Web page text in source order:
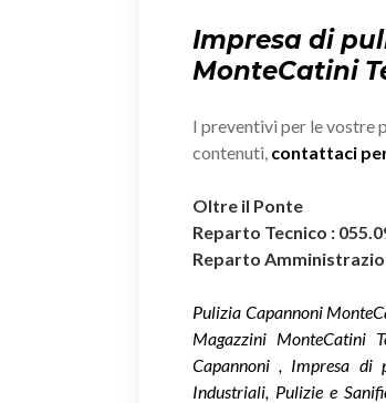
Impresa di
MonteCatini
I preventivi per le vostre
contenuti, contattaci
Oltre il Ponte
Reparto Tecnico :
Reparto
Pulizia Capannoni
Magazzini MonteCatini
Capannoni , Impresa di
Industriali, Pulizie e